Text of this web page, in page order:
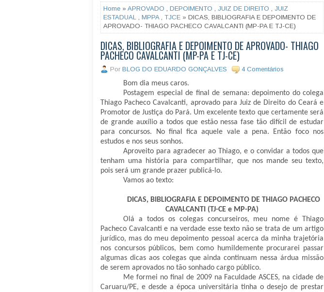
Home » APROVADO , DEPOIMENTO , JUIZ DE DIREITO , JUIZ
ESTADUAL , MPPA, TJCE » DICAS, BIBLIOGRAFIA E DEPOIMENTO DE
APROVADO- THIAGO PACHECO CAVALCANTI (MP-PA E TJ-CE)
DICAS, BIBLIOGRAFIA E DEPOIMENTO DE APROVADO- THIAGO
PACHECO CAVALCANTI (MP-PA E TJ-CE)
Por BLOG DO EDUARDO GONÇALVES 4 Comentários
Bom dia meus caros.
Postagem especial de final de semana: depoimento do colega
Thiago Pacheco Cavalcanti, aprovado para Juiz de Direito do Ceará e
Promotor de Justiça do Pará. Um excelente texto que certamente será
de grande auxílio a todos que estão nessa fase tão difícil de estudar
para concursos. No final fica aquele vale a pena. Então foco nos
estudos e nos seus sonhos.
Aproveito para agradecer ao Thiago, e o convidar a todos que
tenham uma história para compartilhar, que nos mande seu texto,
pois será um grande prazer publicá-lo.
Vamos ao texto:
DICAS, BIBLIOGRAFIA E DEPOIMENTO DE THIAGO PACHECO
CAVALCANTI (TJ-CE e MP-PA)
Olá a todos os colegas concurseiros, meu nome é Thiago
Pacheco Cavalcanti e na verdade esse texto não se trata de um artigo
jurídico, mas do meu depoimento pessoal acerca da minha trajetória
nos concursos públicos, bem como humildemente procurarei passar
algumas dicas aos colegas que ainda continuam nessa árdua missão
de serem aprovados no tão sonhado cargo público.
Me formei no final de 2009 na Faculdade ASCES, na cidade de
Caruaru/PE, e desde a época universitária tinha o desejo de prestar